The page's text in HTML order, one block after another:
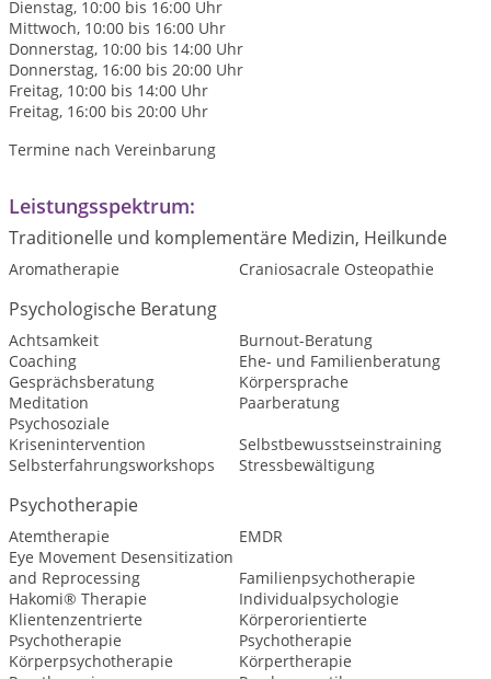
Dienstag, 10:00 bis 16:00 Uhr
Mittwoch, 10:00 bis 16:00 Uhr
Donnerstag, 10:00 bis 14:00 Uhr
Donnerstag, 16:00 bis 20:00 Uhr
Freitag, 10:00 bis 14:00 Uhr
Freitag, 16:00 bis 20:00 Uhr
Termine nach Vereinbarung
Leistungsspektrum:
Traditionelle und komplementäre Medizin, Heilkunde
Aromatherapie Craniosacrale Osteopathie
Psychologische Beratung
Achtsamkeit
Burnout-Beratung
Coaching
Ehe- und Familienberatung
Gesprächsberatung
Körpersprache
Meditation
Paarberatung
Psychosoziale
Krisenintervention
Selbstbewusstseinstraining
Selbsterfahrungsworkshops
Stressbewältigung
Psychotherapie
Atemtherapie
EMDR
Eye Movement Desensitization
and Reprocessing
Familienpsychotherapie
Hakomi® Therapie
Individualpsychologie
Klientenzentrierte
Psychotherapie
Körperorientierte
Psychotherapie
Körperpsychotherapie
Körpertherapie